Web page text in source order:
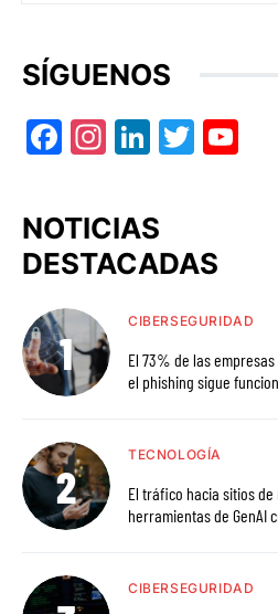
SÍGUENOS
Facebook
Instagram
LinkedIn
Twitter
NOTICIAS
DESTACADAS
CIBERSEGURIDAD
El 73% de las
el phishing sigue
TECNOLOGÍA
El tráfico hacia sitios
herramientas de GenAI
CIBERSEGURIDAD